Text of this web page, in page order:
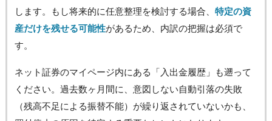
します。もし将来的に任意整理を検討する場合、 特定の資
産だけを残せる可能性があるため、内訳の把握は必須で
す。
ネット証券のマイページ内にある「入出金履歴」も遡って
ください。過去数ヶ月間に、意図しない自動引落の失敗
（残高不足による振替不能）が繰り返されていないかも、